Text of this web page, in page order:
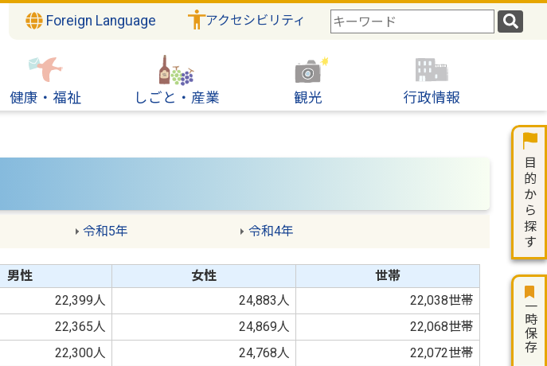
Foreign Language アクセシビリティ
検
ー
健康・福祉 しごと・産業 観光 行政情報
令和5年 令和4年
男性 女性
世帯
22,399人 24,883人
22,038世帯
22,365人 24,869人
22,068世帯
22,300人 24,768人
22,072世帯
一時保存